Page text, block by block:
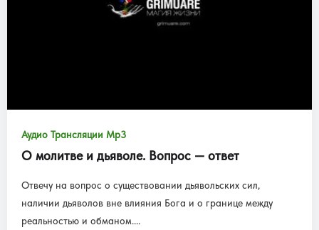
Аудио Трансляции Mp3
О молитве и дьяволе. Вопрос — ответ
Отвечу на вопрос о существовании дьявольских сил,
наличии дьяволов вне влияния Бога и о границе между
реальностью и обманом....